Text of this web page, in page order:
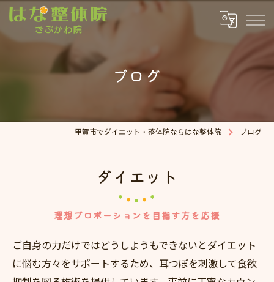
ブログ
甲賀市でダイエット・整体院ならはな整体院 ブログ
ダイエット
理想プロポーションを目指す方を応援
ご自身の力だけではどうしようもできないとダイエット
に悩む方々をサポートするため、耳つぼを刺激して食欲